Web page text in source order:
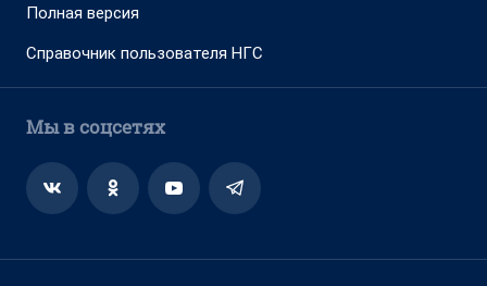
Полная версия
Справочник пользователя НГС
Мы в соцсетях